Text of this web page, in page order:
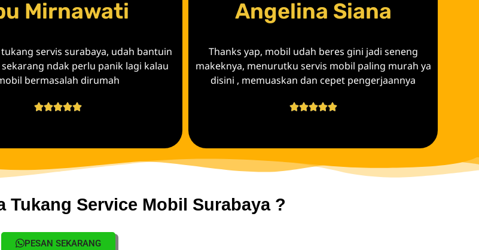
Mirnawati
servis surabaya, udah bantuin
ndak perlu panik lagi kalau
bermasalah dirumah

Angelina Siana
Thanks yap, mobil udah beres gini jadi seneng
makeknya, menurutku servis mobil paling murah ya
disini , memuaskan dan cepet pengerjaannya

Tukang Service Mobil Surabaya ?
PESAN SEKARANG